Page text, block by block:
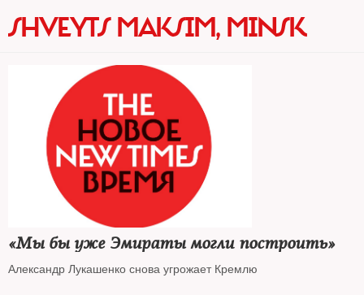
SHVEYTS MAKSIM, MINSK
«Мы бы уже Эмираты могли построить»
Александр Лукашенко снова угрожает Кремлю